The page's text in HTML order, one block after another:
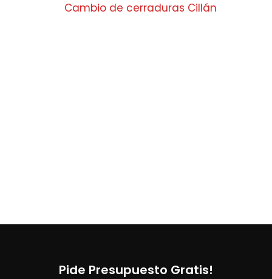
Cambio de cerraduras Cillán
Pide Presupuesto Gratis!